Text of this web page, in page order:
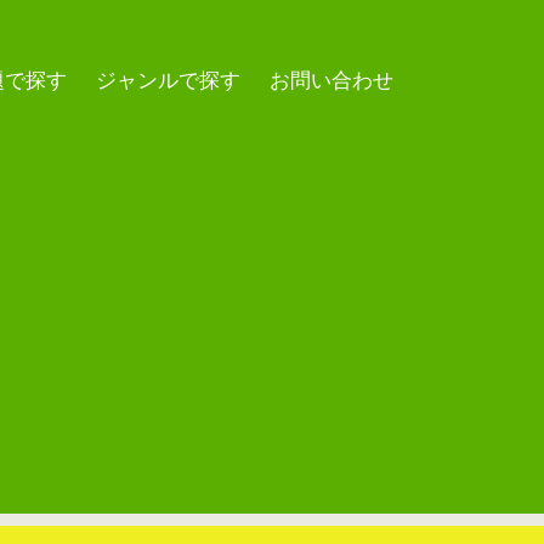
探す ジャンルで探す お問い合わせ